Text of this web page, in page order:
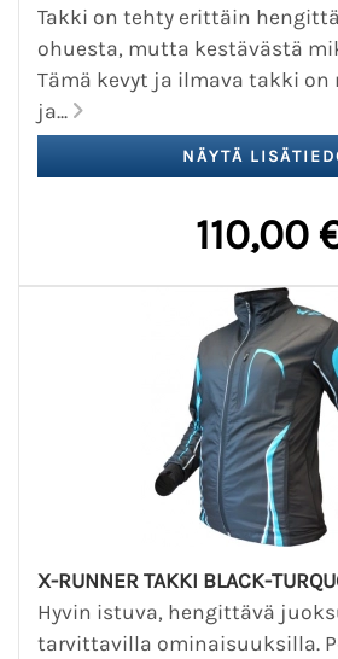
Takki on tehty erittäin
ohuesta, mutta kestävästä
Tämä kevyt ja ilmava takki
ja...
110,00
X-RUNNER TAKKI BLACK-
Hyvin istuva, hengittävä
tarvittavilla ominaisuuksilla.